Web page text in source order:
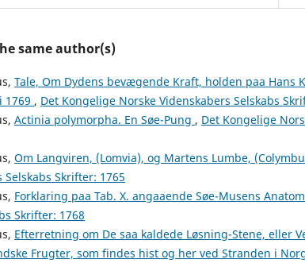
same author(s)
Tale, Om Dydens bevægende Kraft, holden paa Hans
1769 , Det Kongelige Norske Videnskabers Selskabs
Actinia polymorpha. En Søe-Pung , Det Kongelige
Om Langviren, (Lomvia), og Martens Lumbe,
Skrifter: 1765
Forklaring paa Tab. X. angaaende Søe-Musens
Skrifter: 1768
Efterretning om De saa kaldede Løsning-Stene, eller
Frugter, som findes hist og her ved Stranden i